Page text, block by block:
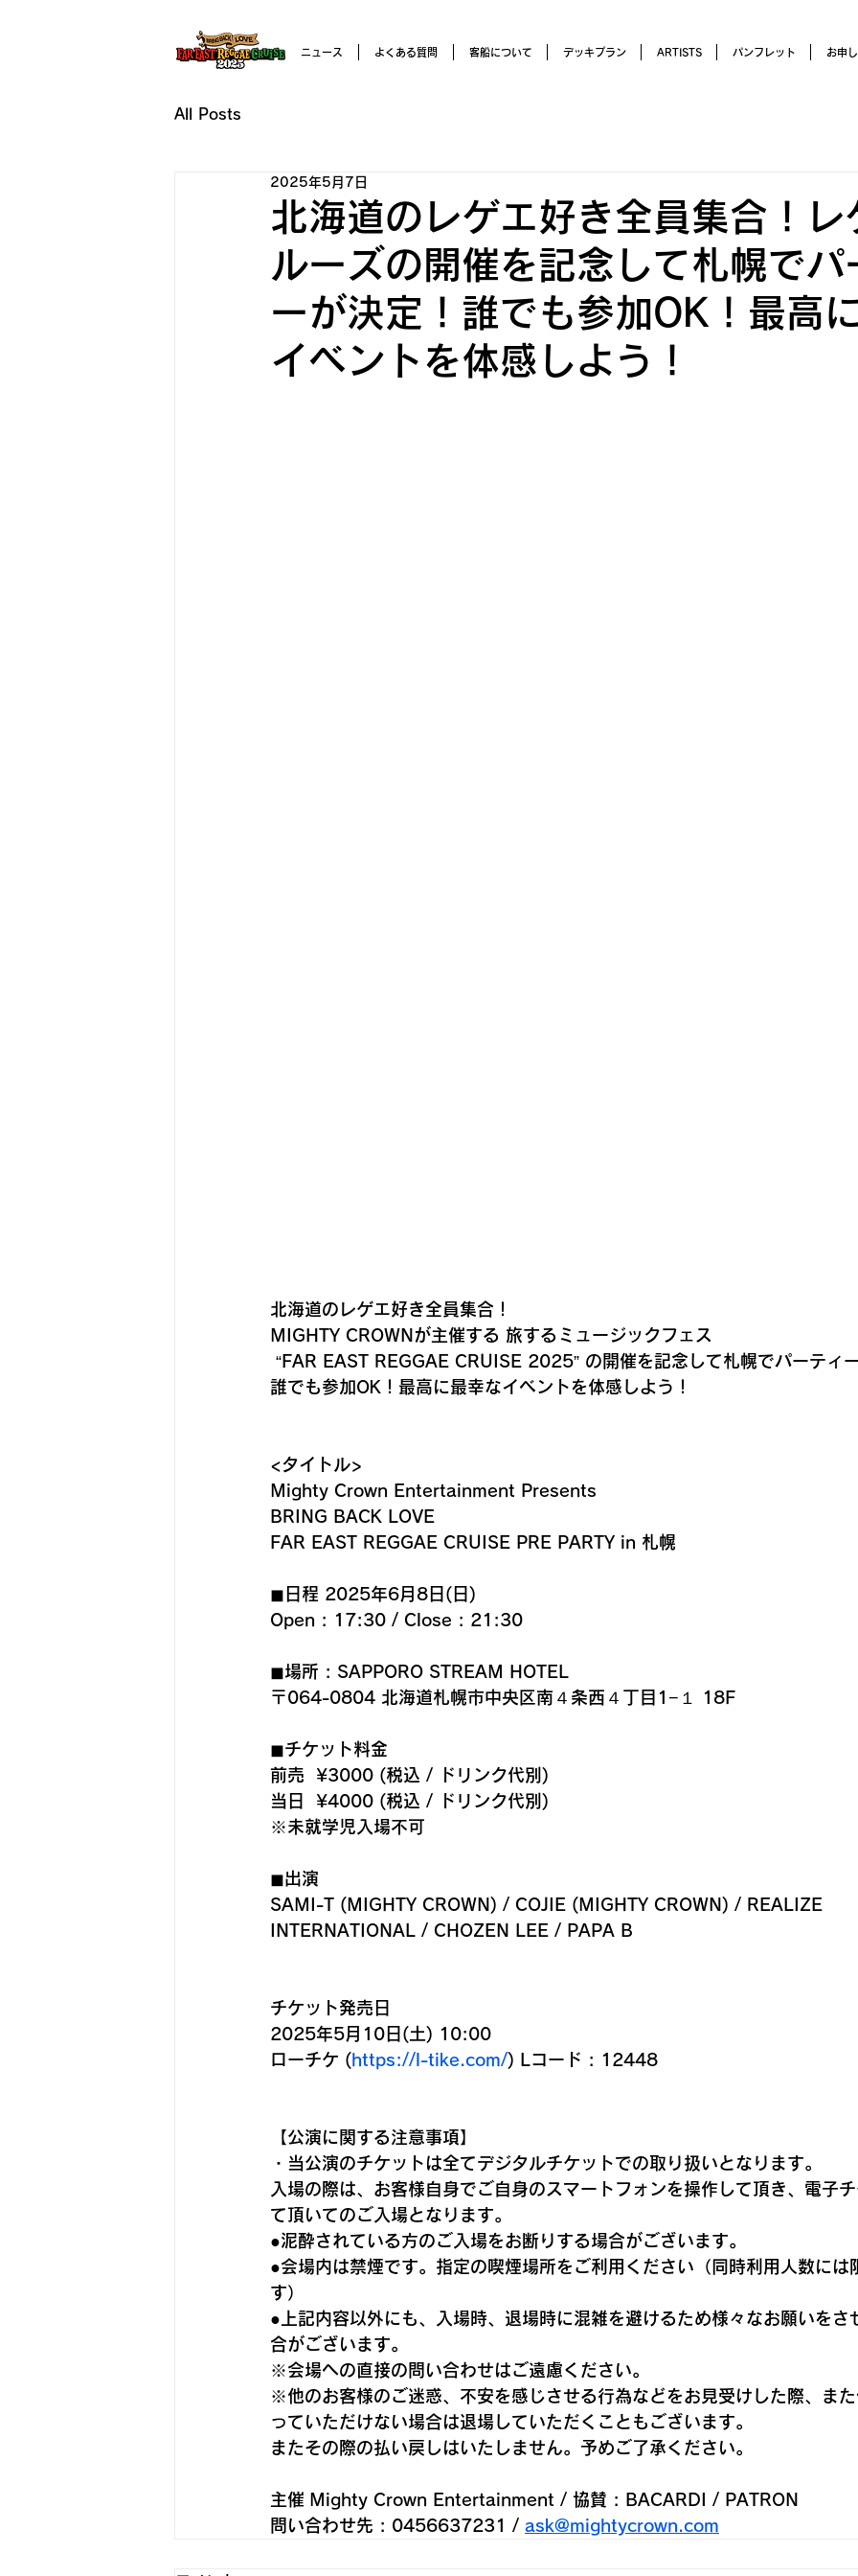
ニュース よくある質問 客船について デッキプラン ARTISTS パンフレット お申
All Posts
北海道のレゲエ好き全員集合！レ
ルーズの開催を記念して札幌でパ
ーが決定！誰でも参加OK！最高
イベントを体感しよう！
2025年5月7日
北海道のレゲエ好き全員集合！
MIGHTY CROWNが主催する 旅するミュージックフェス
“FAR EAST REGGAE CRUISE 2025” の開催を記念して札幌でパーティ
誰でも参加OK！最高に最幸なイベントを体感しよう！
<タイトル>
Mighty Crown Entertainment Presents
BRING BACK LOVE
FAR EAST REGGAE CRUISE PRE PARTY in 札幌
◼︎日程 2025年6月8日(日)
Open : 17:30 / Close : 21:30
◼︎場所 : SAPPORO STREAM HOTEL
〒064-0804 北海道札幌市中央区南４条西４丁目1−１ 18F
◼︎チケット料金
前売  ¥3000 (税込 / ドリンク代別)
当日  ¥4000 (税込 / ドリンク代別)
※未就学児入場不可
◼︎出演
SAMI-T (MIGHTY CROWN) / COJIE (MIGHTY CROWN) / REALIZE
INTERNATIONAL / CHOZEN LEE / PAPA B
チケット発売日
2025年5月10日(土) 10:00
ローチケ (https://l-tike.com/) Lコード : 12448
【公演に関する注意事項】
・当公演のチケットは全てデジタルチケットでの取り扱いとなります。
入場の際は、お客様自身でご自身のスマートフォンを操作して頂き、電子
て頂いてのご入場となります。
●泥酔されている方のご入場をお断りする場合がございます。
●会場内は禁煙です。指定の喫煙場所をご利用ください（同時利用人数には
す）
●上記内容以外にも、入場時、退場時に混雑を避けるため様々なお願いをさ
合がございます。
※会場への直接の問い合わせはご遠慮ください。
※他のお客様のご迷惑、不安を感じさせる行為などをお見受けした際、ま
っていただけない場合は退場していただくこともございます。
またその際の払い戻しはいたしません。予めご了承ください。
主催 Mighty Crown Entertainment / 協賛 : BACARDI / PATRON
問い合わせ先 : 0456637231 / ask@mightycrown.com